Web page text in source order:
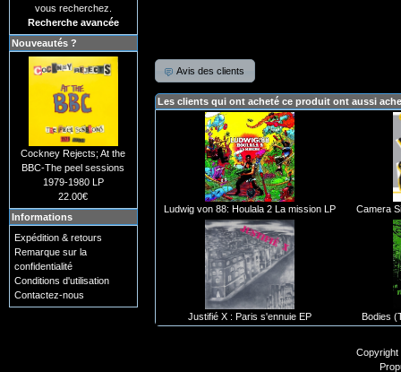
Avis des clients
Les clients qui ont acheté ce produit ont aussi
Ludwig von 88: Houlala 2 La mission LP Camera
Justifié X : Paris s'ennuie EP Bodies
vous recherchez.
Recherche avancée
Nouveautés ?
Cockney Rejects; At the
BBC-The peel sessions
1979-1980 LP
22.00€
Informations
Expédition & retours
Remarque sur la
confidentialité
Conditions d'utilisation
Contactez-nous